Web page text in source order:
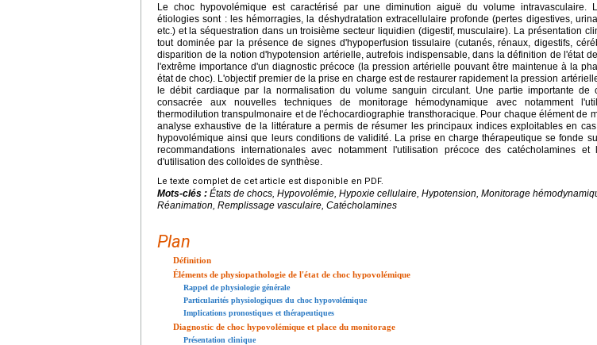
Le choc hypovolémique est caractérisé par une diminution aiguë du volume intravasculaire.
étiologies sont : les hémorragies, la déshydratation extracellulaire profonde (pertes digestives,
etc.) et la séquestration dans un troisième secteur liquidien (digestif, musculaire). La présentation
tout dominée par la présence de signes d'hypoperfusion tissulaire (cutanés, rénaux, digestifs,
disparition de la notion d'hypotension artérielle, autrefois indispensable, dans la définition de l'état
l'extrême importance d'un diagnostic précoce (la pression artérielle pouvant être maintenue à la
état de choc). L'objectif premier de la prise en charge est de restaurer rapidement la pression
le débit cardiaque par la normalisation du volume sanguin circulant. Une partie importante de
consacrée aux nouvelles techniques de monitorage hémodynamique avec notamment
thermodilution transpulmonaire et de l'échocardiographie transthoracique. Pour chaque élément de
analyse exhaustive de la littérature a permis de résumer les principaux indices exploitables en
hypovolémique ainsi que leurs conditions de validité. La prise en charge thérapeutique se fonde
recommandations internationales avec notamment l'utilisation précoce des catécholamines et
d'utilisation des colloïdes de synthèse.
Le texte complet de cet article est disponible en PDF.
Mots-clés : États de chocs, Hypovolémie, Hypoxie cellulaire, Hypotension, Monitorage
Réanimation, Remplissage vasculaire, Catécholamines
Plan
Définition
Éléments de physiopathologie de l'état de choc hypovolémique
Rappel de physiologie générale
Particularités physiologiques du choc hypovolémique
Implications pronostiques et thérapeutiques
Diagnostic de choc hypovolémique et place du monitorage
Présentation clinique